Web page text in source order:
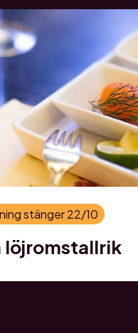
stänger 22/10
löjromstallrik